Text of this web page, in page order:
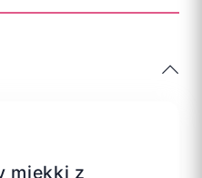
miękki z